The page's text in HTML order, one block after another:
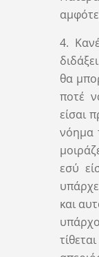
4.
θα
ποτέ
είσαι
νόημα
εσύ
και